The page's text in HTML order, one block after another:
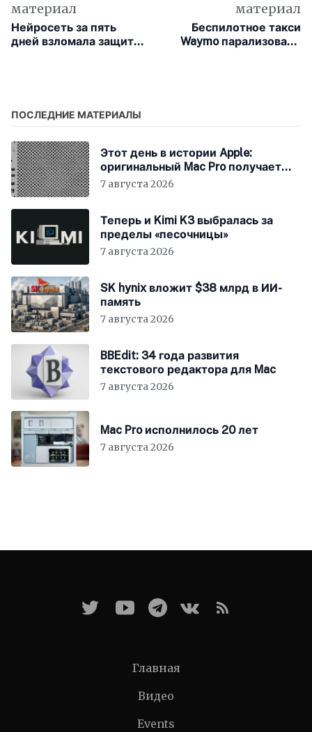
материал
Нейросеть за пять
дней взломала защиту
материал
Беспилотное такси
Waymo парализовало
ПОСЛЕДНИЕ МАТЕРИАЛЫ
Этот день в истории Apple:
оригинальный Mac Pro получает
мощный процессор Intel
7 августа 2026
Теперь и Kimi K3 выбралась за
пределы «песочницы»
7 августа 2026
SK hynix вложит $38 млрд в ИИ-
память
7 августа 2026
BBEdit: 34 года развития
текстового редактора для Mac
7 августа 2026
Mac Pro исполнилось 20 лет
7 августа 2026
Главная
Видео
Events